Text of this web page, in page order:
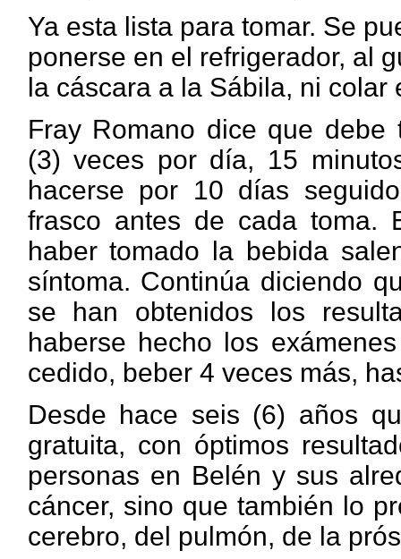
Ya esta lista para tomar. Se
ponerse en el refrigerador, al
la cáscara a la Sábila, ni colar
Fray Romano dice que debe
(3) veces por día, 15
hacerse por 10 días
frasco antes de cada toma.
haber tomado la bebida
síntoma. Continúa diciendo
se han obtenidos los
haberse hecho los
cedido, beber 4 veces más,
Desde hace seis (6) años
gratuita, con óptimos
personas en Belén y sus
cáncer, sino que también lo
cerebro, del pulmón, de la